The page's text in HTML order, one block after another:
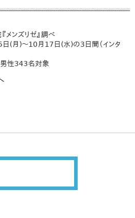
メンズリゼ』調べ
(月)～10月17日(水)の3日間（インタ
男性343名対象